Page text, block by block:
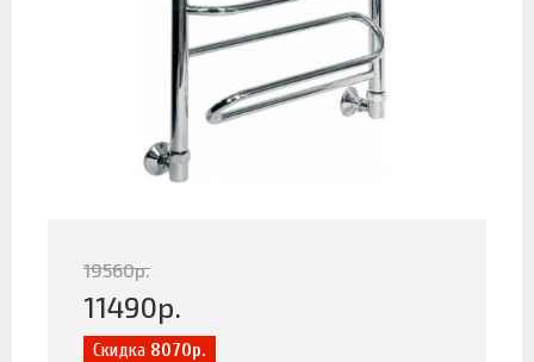
19560р.
11490р.
Скидка 8070р.